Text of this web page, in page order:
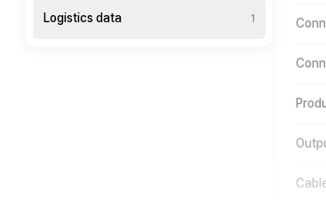
Logistics data 1